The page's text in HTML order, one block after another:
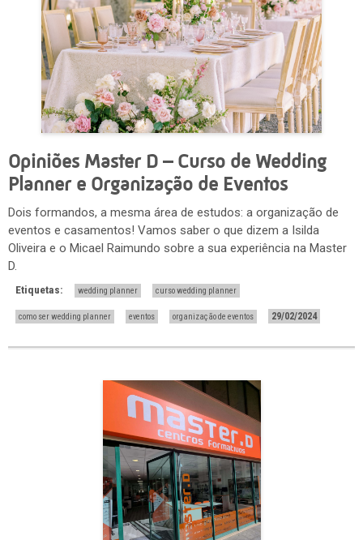
Opiniões Master D – Curso de Wedding
Planner e Organização de Eventos
Dois formandos, a mesma área de estudos: a organização de
eventos e casamentos! Vamos saber o que dizem a Isilda
Oliveira e o Micael Raimundo sobre a sua experiência na Master
D.
Etiquetas: wedding planner curso wedding planner
como ser wedding planner eventos organização de eventos 29/02/2024